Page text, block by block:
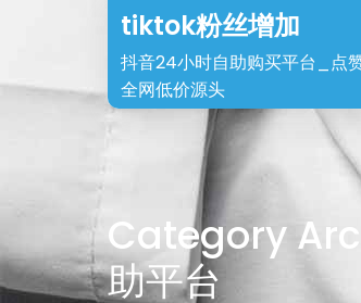
tiktok粉丝增加
抖音24小时自助购买平台_点
全网低价源头
Category
助平台